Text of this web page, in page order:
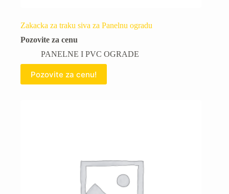
Zakacka za traku siva za Panelnu ogradu
Pozovite za cenu
PANELNE I PVC OGRADE
Pozovite za cenu!